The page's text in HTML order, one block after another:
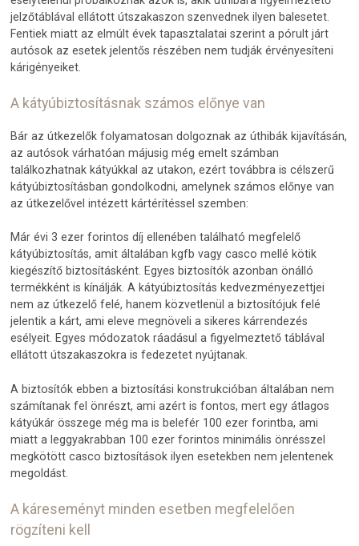
jelzőtáblával ellátott útszakaszon szenvednek ilyen balesetet.
Fentiek miatt az elmúlt évek tapasztalatai szerint a pórult járt
autósok az esetek jelentős részében nem tudják érvényesíteni
kárigényeiket.
A kátyúbiztosításnak számos előnye van
Bár az útkezelők folyamatosan dolgoznak az úthibák kijavításán,
az autósok várhatóan májusig még emelt számban
találkozhatnak kátyúkkal az utakon, ezért továbbra is célszerű
kátyúbiztosításban gondolkodni, amelynek számos előnye van
az útkezelővel intézett kártérítéssel szemben:
Már évi 3 ezer forintos díj ellenében található megfelelő
kátyúbiztosítás, amit általában kgfb vagy casco mellé kötik
kiegészítő biztosításként. Egyes biztosítók azonban önálló
termékként is kínálják. A kátyúbiztosítás kedvezményezettjei
nem az útkezelő felé, hanem közvetlenül a biztosítójuk felé
jelentik a kárt, ami eleve megnöveli a sikeres kárrendezés
esélyeit. Egyes módozatok ráadásul a figyelmeztető táblával
ellátott útszakaszokra is fedezetet nyújtanak.
A biztosítók ebben a biztosítási konstrukcióban általában nem
számítanak fel önrészt, ami azért is fontos, mert egy átlagos
kátyúkár összege még ma is belefér 100 ezer forintba, ami
miatt a leggyakrabban 100 ezer forintos minimális önrésszel
megkötött casco biztosítások ilyen esetekben nem jelentenek
megoldást.
A káreseményt minden esetben megfelelően
rögzíteni kell